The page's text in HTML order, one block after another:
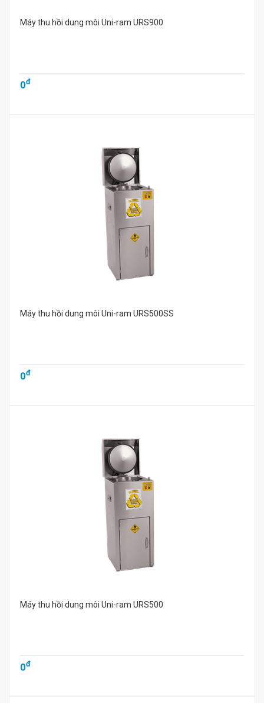
Máy thu hồi dung môi Uni-ram URS900
0đ
Máy thu hồi dung môi Uni-ram URS500SS
0đ
Máy thu hồi dung môi Uni-ram URS500
0đ